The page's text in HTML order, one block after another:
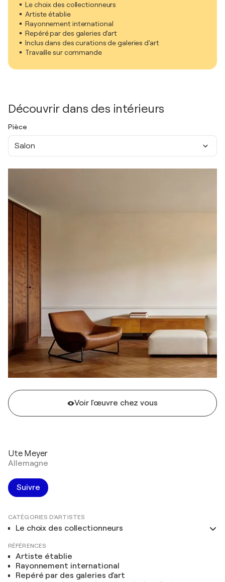
Le choix des collectionneurs
Artiste établie
Rayonnement international
Repéré par des galeries d'art
Inclus dans des curations de galeries d'art
Travaille sur commande
Découvrir dans des intérieurs
Pièce
Salon
Voir l'œuvre chez vous
Ute Meyer
Allemagne
Suivre
CATÉGORIES D'ARTISTES
Le choix des collectionneurs
RÉFÉRENCES
Artiste établie
Rayonnement international
Repéré par des galeries d'art